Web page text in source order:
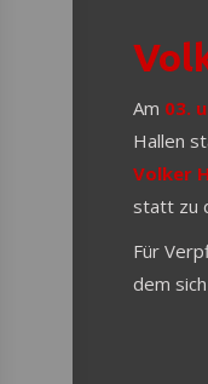
Am 03.
Hallen
Volker
statt zu
Für
dem